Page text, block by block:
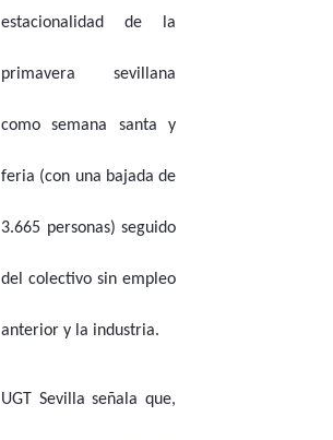
estacionalidad de la
primavera sevillana
como semana santa y
feria (con una bajada de
3.665 personas) seguido
del colectivo sin empleo
anterior y la industria.
UGT Sevilla señala que,